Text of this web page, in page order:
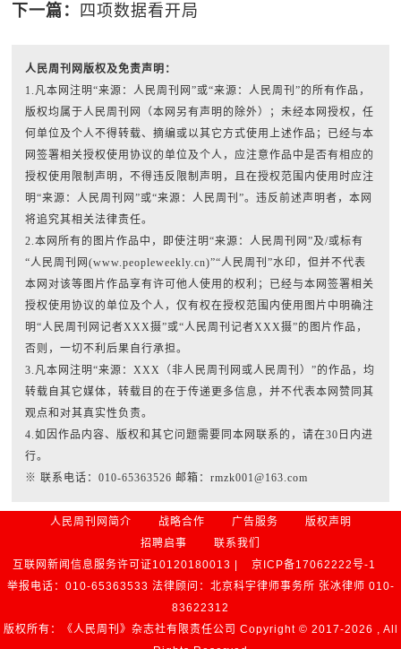
下一篇：
四项数据看开局
人民周刊网版权及免责声明：
1.凡本网注明“来源：人民周刊网”或“来源：人民周刊”的所有作品，
版权均属于人民周刊网（本网另有声明的除外）；未经本网授权，任
何单位及个人不得转载、摘编或以其它方式使用上述作品；已经与本
网签署相关授权使用协议的单位及个人，应注意作品中是否有相应的
授权使用限制声明，不得违反限制声明，且在授权范围内使用时应注
明“来源：人民周刊网”或“来源：人民周刊”。违反前述声明者，本网
将追究其相关法律责任。
2.本网所有的图片作品中，即使注明“来源：人民周刊网”及/或标有
“人民周刊网(www.peopleweekly.cn)”“人民周刊”水印，但并不代表
本网对该等图片作品享有许可他人使用的权利；已经与本网签署相关
授权使用协议的单位及个人，仅有权在授权范围内使用图片中明确注
明“人民周刊网记者XXX摄”或“人民周刊记者XXX摄”的图片作品，
否则，一切不利后果自行承担。
3.凡本网注明“来源：XXX（非人民周刊网或人民周刊）”的作品，均
转载自其它媒体，转载目的在于传递更多信息，并不代表本网赞同其
观点和对其真实性负责。
4.如因作品内容、版权和其它问题需要同本网联系的，请在30日内进
行。
※ 联系电话：010-65363526 邮箱：rmzk001@163.com
人民周刊网简介 战略合作 广告服务
版权声明
招聘启事
联系我们
互联网新闻信息服务许可证10120180013 |
京ICP备17062222号-1
举报电话：010-65363533 法律顾问：北京科宇律师事务所 张冰律师 010-
83622312
版权所有：《人民周刊》杂志社有限责任公司 Copyright © 2017-2026 , All